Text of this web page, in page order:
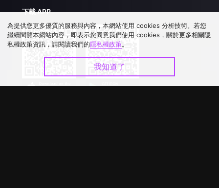
下載 APP
為提供您更多優質的服務與內容，本網站使用 cookies 分析技術。若您
繼續閱覽本網站內容，即表示您同意我們使用 cookies，關於更多相關隱
私權政策資訊，請閱讀我們的隱私權政策。
我知道了